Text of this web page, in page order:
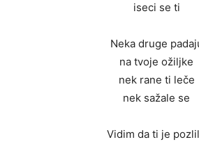
iseci se ti
Neka druge
na tvoje ožiljke
nek rane ti leče
nek sažale se
Vidim da ti je